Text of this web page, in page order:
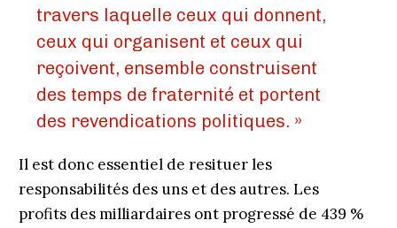
travers laquelle ceux qui donnent,
ceux qui organisent et ceux qui
reçoivent, ensemble construisent
des temps de fraternité et portent
des revendications politiques. »
Il est donc essentiel de resituer les
responsabilités des uns et des autres. Les
profits des milliardaires ont progressé de 439 %